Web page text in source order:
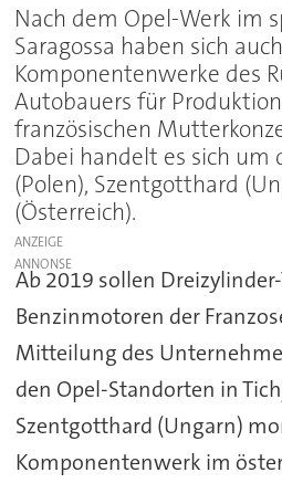
Nach dem Opel-Werk im
Saragossa haben sich
Komponentenwerke des
Autobauers für
französischen
Dabei handelt es sich um
(Polen), Szentgotthard
(Österreich).
ANZEIGE
Ab 2019 sollen
Benzinmotoren der
Mitteilung des
den Opel-Standorten in
Szentgotthard (Ungarn)
Komponentenwerk im